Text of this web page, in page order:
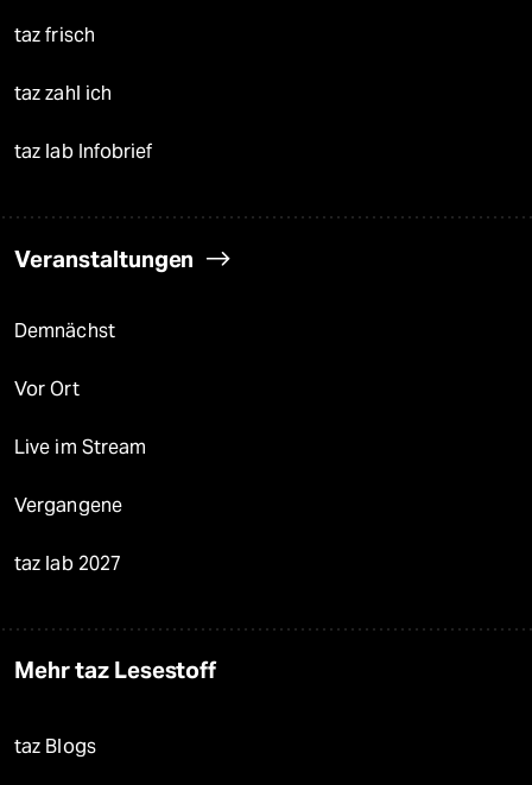
taz frisch
taz zahl ich
taz lab Infobrief
Veranstaltungen
Demnächst
Vor Ort
Live im Stream
Vergangene
taz lab 2027
Mehr taz Lesestoff
taz Blogs